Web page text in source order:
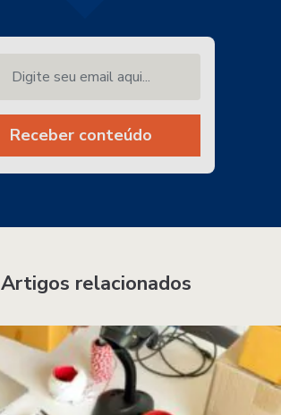
Receber conteúdo
Artigos relacionados